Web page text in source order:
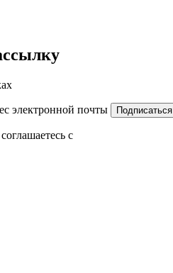
электронной почты Подписаться
с